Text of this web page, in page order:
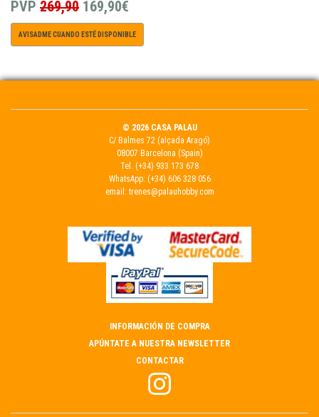
PVP 269,90 169,90€
AVISADME CUANDO ESTÉ DISPONIBLE
© 2026 CASA PALAU
C/ Balmes 72 (alçada Aragó)
08007 Barcelona (Spain)
Tel. (+34) 933 173 678
WhatsApp: (+34) 606 328 056
email: trenes@palauhobby.com
INFORMACIÓN DE COMPRA
APÚNTATE A NUESTRA NEWSLETTER
CONTACTAR